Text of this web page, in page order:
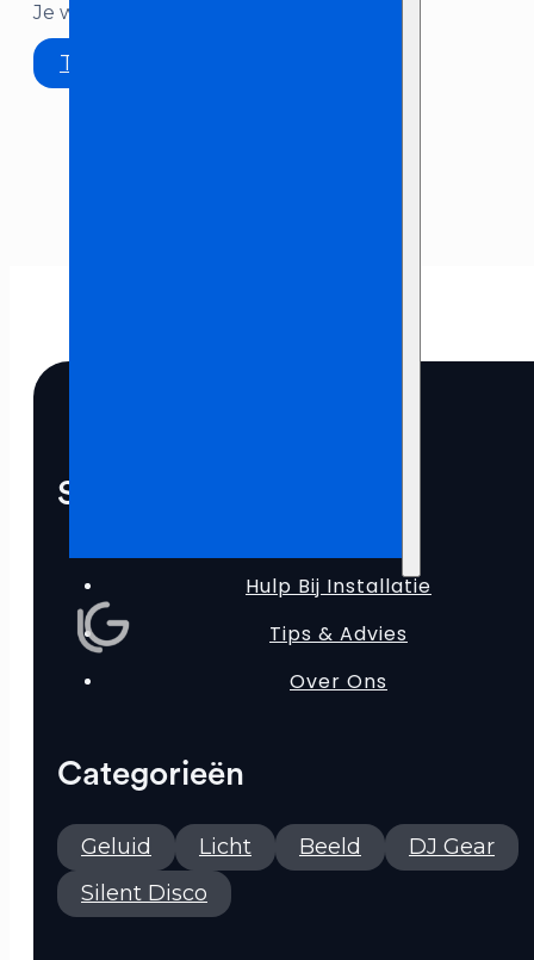
Je winkelwagen is momenteel leeg.
Terug naar winkel
Snelle Links
Hulp Bij Installatie
Tips & Advies
Over Ons
Categorieën
Geluid Licht Beeld
DJ Gear
Silent Disco